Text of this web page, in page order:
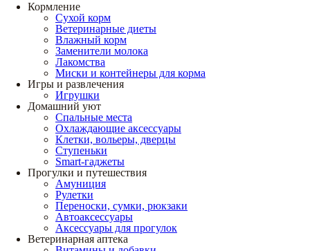
Кормление
Сухой корм
Ветеринарные диеты
Влажный корм
Заменители молока
Лакомства
Миски и контейнеры для корма
Игры и развлечения
Игрушки
Домашний уют
Спальные места
Охлаждающие аксессуары
Клетки, вольеры, дверцы
Ступеньки
Smart-гаджеты
Прогулки и путешествия
Амуниция
Рулетки
Переноски, сумки, рюкзаки
Автоаксессуары
Аксессуары для прогулок
Ветеринарная аптека